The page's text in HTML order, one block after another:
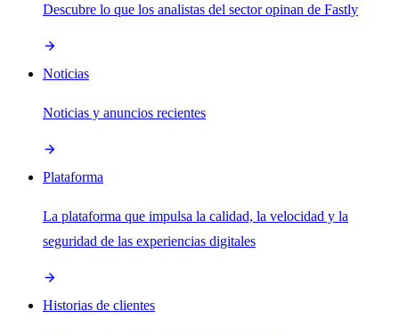
Descubre lo que los analistas del sector opinan de Fastly
Noticias
Noticias y anuncios recientes
Plataforma
La plataforma que impulsa la calidad, la velocidad y la
seguridad de las experiencias digitales
Historias de clientes